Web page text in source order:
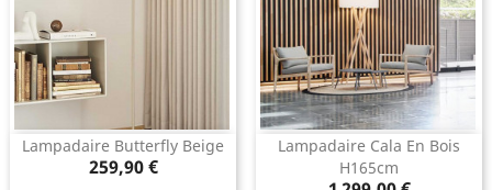
Lampadaire Butterfly Beige
Prix
259,90 €
Lampadaire Cala En Bois
H165cm